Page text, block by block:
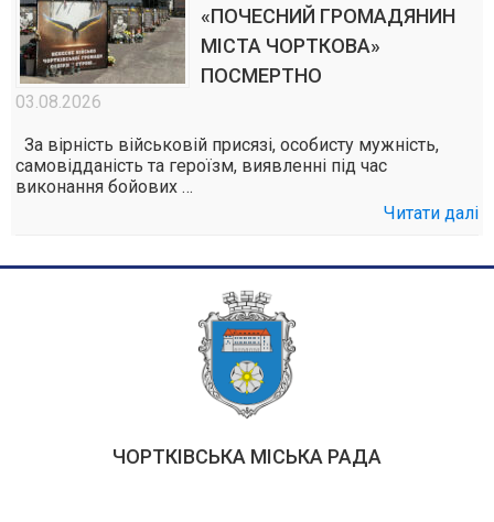
«ПОЧЕСНИЙ ГРОМАДЯНИН
МІСТА ЧОРТКОВА»
ПОСМЕРТНО
03.08.2026
За вірність військовій присязі, особисту мужність,
самовідданість та героїзм, виявленні під час
виконання бойових …
Читати далі
ЧОРТКІВСЬКА МІСЬКА РАДА